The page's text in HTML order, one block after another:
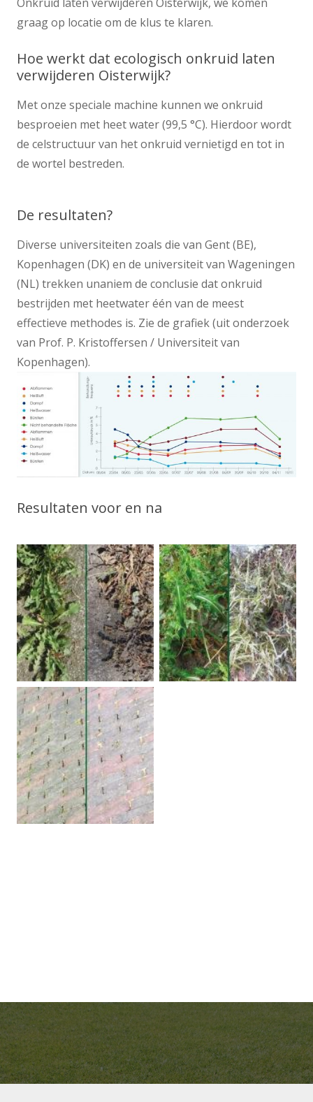
graag op locatie om de klus te klaren.
Hoe werkt dat ecologisch onkruid laten
verwijderen Oisterwijk?
Met onze speciale machine kunnen we onkruid
besproeien met heet water (99,5 °C). Hierdoor wordt
de celstructuur van het onkruid vernietigd en tot in
de wortel bestreden.
De resultaten?
Diverse universiteiten zoals die van Gent (BE),
Kopenhagen (DK) en de universiteit van Wageningen
(NL) trekken unaniem de conclusie dat onkruid
bestrijden met heetwater één van de meest
effectieve methodes is. Zie de grafiek (uit onderzoek
van Prof. P. Kristoffersen / Universiteit van
Kopenhagen).
Resultaten voor en na